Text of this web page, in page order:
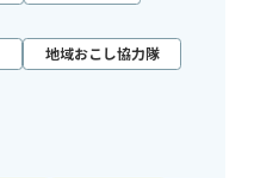
地域おこし協力隊